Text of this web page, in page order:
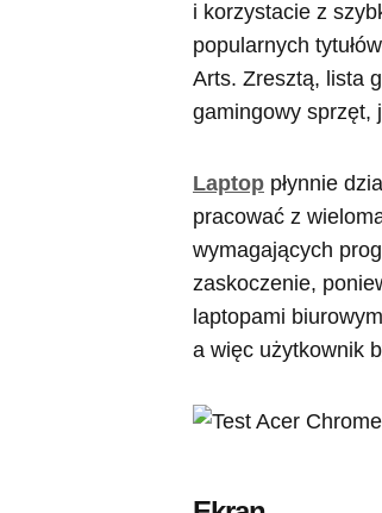
i korzystacie z
popularnych
Arts. Zresztą, lista
gamingowy sprzęt,
Laptop płynnie
pracować z
wymagających
zaskoczenie,
laptopami
a więc użytkownik